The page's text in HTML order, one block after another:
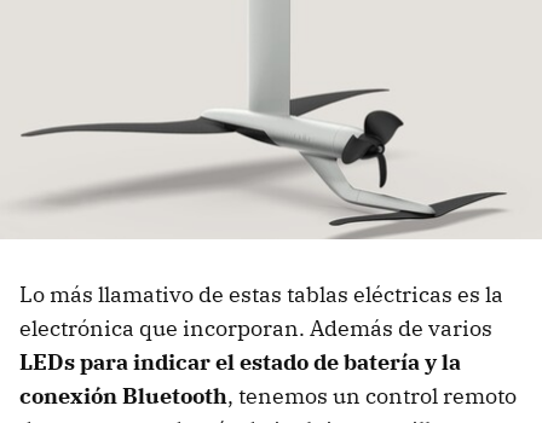
Lo más llamativo de estas tablas eléctricas es la
electrónica que incorporan. Además de varios
LEDs para indicar el estado de batería y la
conexión Bluetooth, tenemos un control remoto